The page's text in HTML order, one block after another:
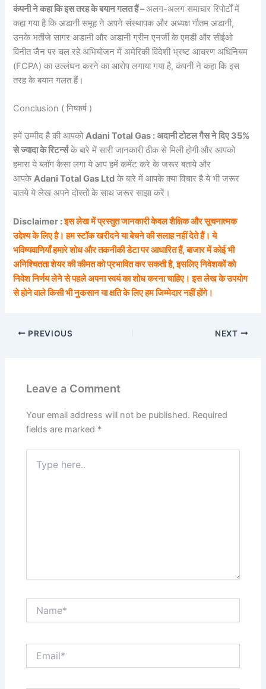
कंपनी ने कहा कि इस तरह के बयान गलत हैं –अलग-अलग समाचार रिपोर्टों में
कहा गया है कि अडानी समूह ने अपने संस्थापक और अध्यक्ष गौतम अडानी,
उनके भतीजे सागर अडानी और अडानी ग्रीन एनर्जी के एमडी और सीईओ
विनीत जैन पर चल रहे अभियोजन में अमेरिकी विदेशी भ्रष्ट आचरण अधिनियम
(FCPA) का उल्लंघन करने का आरोप लगाया गया है, कंपनी ने कहा कि इस
तरह के बयान गलत हैं।
Conclusion ( निष्कर्ष )
हमें उम्मीद है की आपकोAdani Total Gas : अदानी टोटल गैस ने दिए 35%
से ज्यादा के रिटर्न्सके बारे में सारी जानकारी ठीक से मिली होगी और आपको
हमारा ये ब्लॉग कैसा लगा ये आप हमें कमेंट करे के जरूर बताये और
आपकेAdani Total Gas Ltd के बारे में आपके क्या विचार है ये भी जरूर
बातये ये लेख अपने दोस्तों के साथ जरूर साझा करें।
Disclaimer :इस लेख में प्रस्तुत जानकारी केवल शैक्षिक और सूचनात्मक
उद्देश्य के लिए है। हम स्टॉक खरीदने या बेचने की सलाह नहीं देते हैं। ये
भविष्यवाणियाँ हमारे शोध और तकनीकी डेटा पर आधारित हैं, बाजार में कोई भी
अनिश्चितता शेयर की कीमत को प्रभावित कर सकती है, इसलिए निवेशकों को
निवेश निर्णय लेने से पहले अपना स्वयं का शोध करना चाहिए। इस लेख के उपयोग
से होने वाले किसी भी नुकसान या क्षति के लिए हम जिम्मेदार नहीं होंगे।
PREVIOUS NEXT
Leave a Comment
Your email address will not be published. Required
fields are marked *
here..